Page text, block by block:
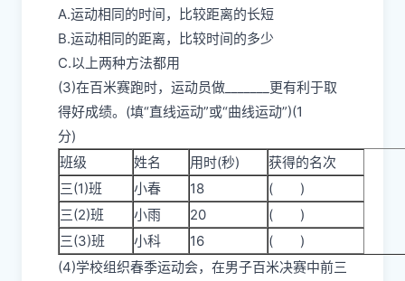
A.运动相同的时间，比较距离的长短
B.运动相同的距离，比较时间的多少
C.以上两种方法都用
(3)在百米赛跑时，运动员做_______更有利于取
得好成绩。(填“直线运动”或“曲线运动”)(1
分)
班级
姓名 用时(秒)
获得的名次
三(1)班
小春 18
( )
三(2)班
小雨 20
( )
三(3)班
小科 16
( )
(4)学校组织春季运动会，在男子百米决赛中前三